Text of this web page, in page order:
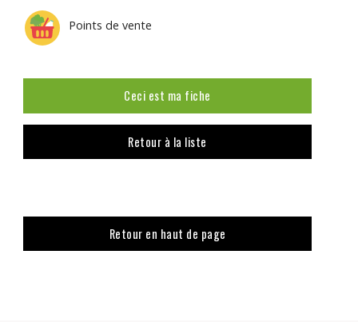
Points de vente
Ceci est ma fiche
Retour à la liste
Retour en haut de page